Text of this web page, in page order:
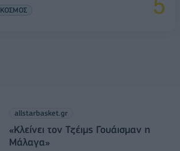
ΚΟΣΜΟΣ
allstarbasket.gr
«Κλείνει τον Τζέιμς Γουάισμαν η
Μάλαγα»